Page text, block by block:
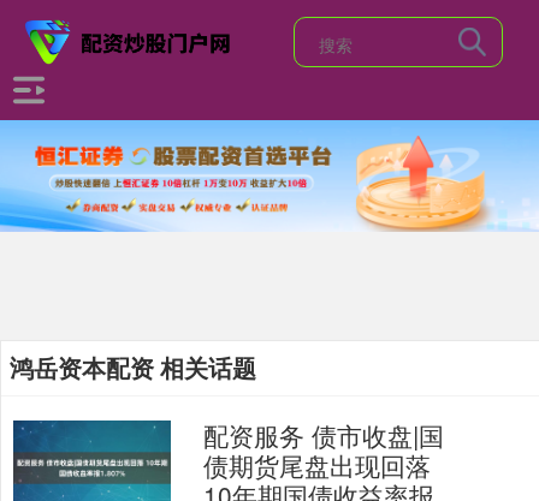
鸿岳资本配资 相关话题
配资服务 债市收盘|国
债期货尾盘出现回落